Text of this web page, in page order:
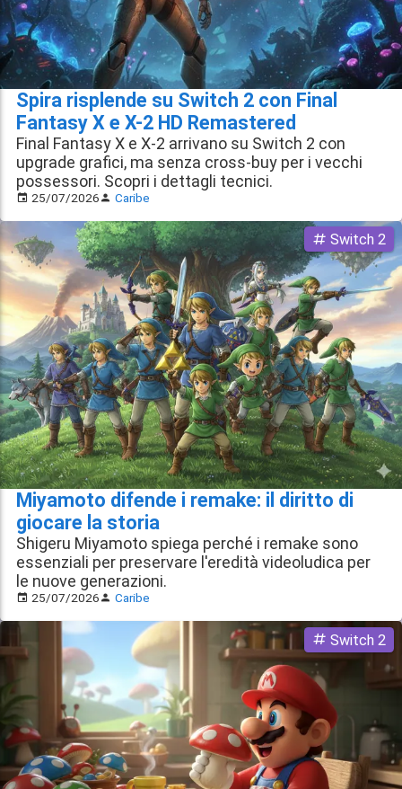
Spira risplende su Switch 2 con Final
Fantasy X e X-2 HD Remastered
Final Fantasy X e X-2 arrivano su Switch 2 con
upgrade grafici, ma senza cross-buy per i vecchi
possessori. Scopri i dettagli tecnici.
25/07/2026 Caribe
Miyamoto difende i remake: il diritto di
giocare la storia
Switch 2
Shigeru Miyamoto spiega perché i remake sono
essenziali per preservare l'eredità videoludica per
le nuove generazioni.
25/07/2026 Caribe
Switch 2